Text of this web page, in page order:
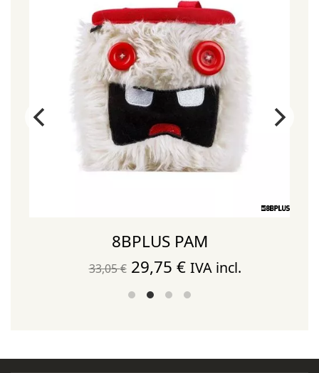
8BPLUS PAM
33,05€ El
precio
33,05 €.
29,75 €El
precio
29,75 €.
IVA incl.